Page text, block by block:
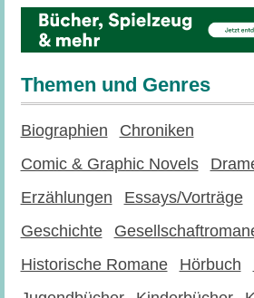
Themen und Genres
Biographien
Chroniken
Comic & Graphic Novels
Erzählungen
Essays/Vorträge
Geschichte
Historische Romane
Hörbuch